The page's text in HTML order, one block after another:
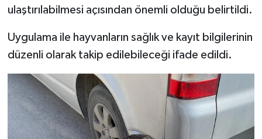
ulaştırılabilmesi açısından önemli olduğu belirtildi.
Uygulama ile hayvanların sağlık ve kayıt bilgilerinin
düzenli olarak takip edilebileceği ifade edildi.